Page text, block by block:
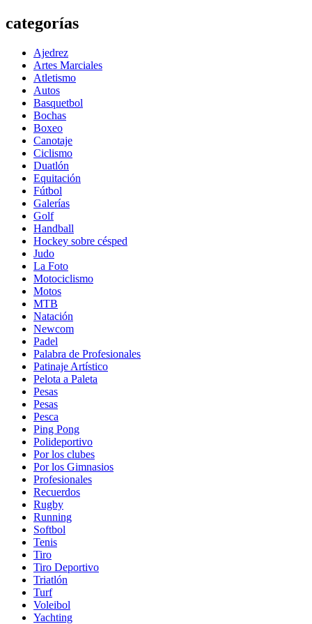
categorías
Ajedrez
Artes Marciales
Atletismo
Autos
Basquetbol
Bochas
Boxeo
Canotaje
Ciclismo
Duatlón
Equitación
Fútbol
Galerías
Golf
Handball
Hockey sobre césped
Judo
La Foto
Motociclismo
Motos
MTB
Natación
Newcom
Padel
Palabra de Profesionales
Patinaje Artístico
Pelota a Paleta
Pesas
Pesas
Pesca
Ping Pong
Polideportivo
Por los clubes
Por los Gimnasios
Profesionales
Recuerdos
Rugby
Running
Softbol
Tenis
Tiro
Tiro Deportivo
Triatlón
Turf
Voleibol
Yachting